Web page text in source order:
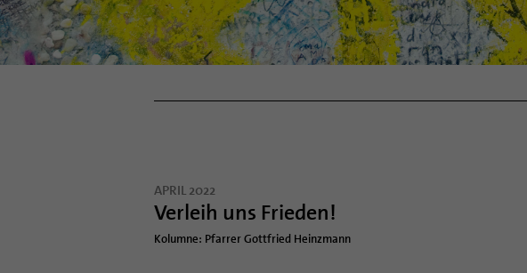
APRIL 2022
Verleih uns Frieden!
Kolumne: Pfarrer Gottfried Heinzmann